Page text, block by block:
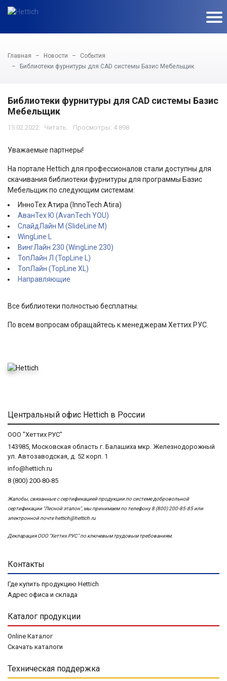
Главная Новости
События
Библиотеки фурнитуры для CAD системы Базис Мебельщик
Библиотеки фурнитуры для CAD системы Базис
Мебельщик
15.02.2022 Просмотры: 4 898
Уважаемые партнеры!
На портале Hettich для профессионалов стали доступны для
скачивания библиотеки фурнитуры для программы Базис
Мебельщик по следующим системам:
ИнноТех Атира (InnoTech Atira)
АванТех Ю (AvanTech YOU)
СлайдЛайн М (SlideLine M)
WingLine L
ВингЛайн 230 (WingLine 230)
ТопЛайн Л (TopLine L)
ТопЛайн (TopLine XL)
Направляющие
Все библиотеки полностью бесплатны.
По всем вопросам обращайтесь к менеджерам Хеттих РУС.
Центральный офис Hettich в России
ООО "Хеттих РУС"
143985, Московская область г. Балашиха мкр. Железнодорожный
ул. Автозаводская, д. 52 корп. 1
info@hettich.ru
8 (800) 200-80-85
Жалобы, связанные с сертификацией продукции по системе добровольной
сертификации "Лесной эталон", мы принимаем по телефону 8 (800) 200-85-85 или
электронной почтеhettich@hettich.ru
Декларация ООО "Хеттих РУС" по ключевым трудовым требованиям.
Контакты
Где купить продукцию Hettich
Адрес офиса и склада
Каталог продукции
Online Каталог
Скачать каталоги
Техническая поддержка